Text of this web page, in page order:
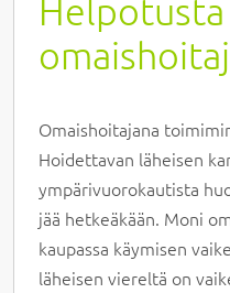
Helpotusta
Omaishoitajana
Hoidettavan läheisen
ympärivuorokautista
jää hetkeäkään. Moni
kaupassa käymisen
läheisen viereltä on